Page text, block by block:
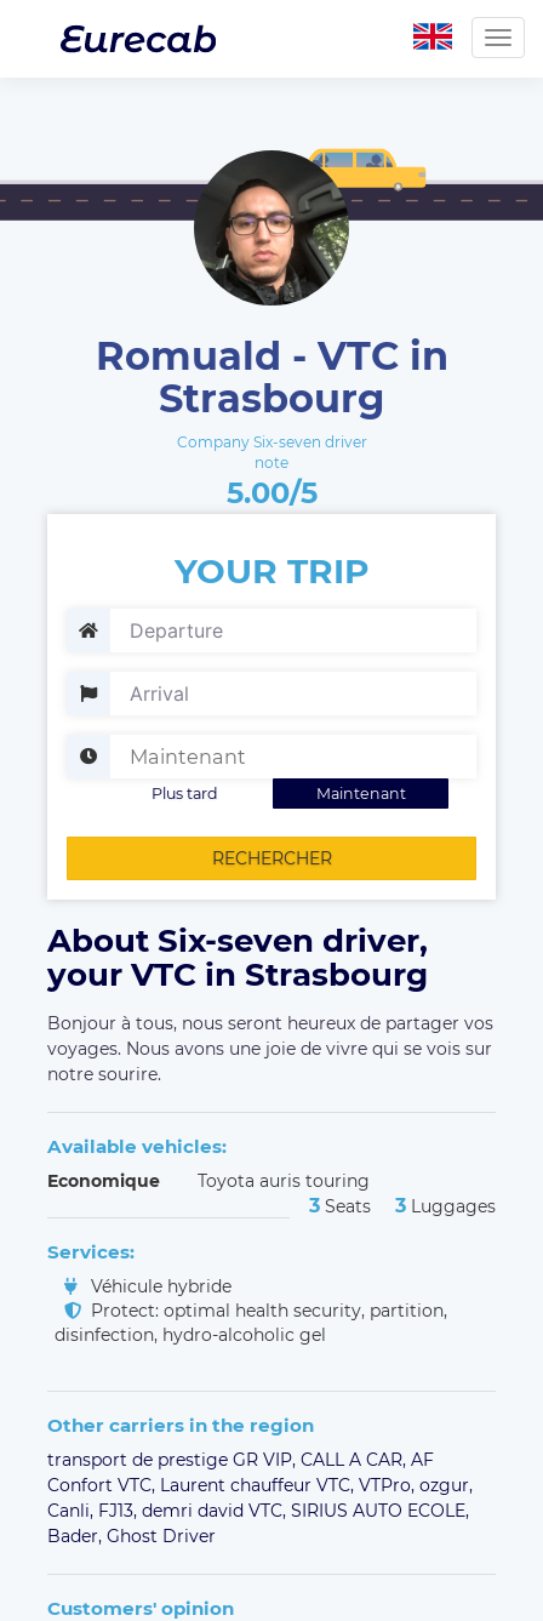
Romuald - VTC in
Strasbourg
Company Six-seven driver
note
5.00/5
YOUR TRIP
Maintenant
Plus tard
RECHERCHER
About Six-seven driver,
your VTC in Strasbourg
Bonjour à tous, nous seront heureux de partager vos
voyages. Nous avons une joie de vivre qui se vois sur
notre sourire.
Available vehicles:
Economique Toyota auris touring
3 Seats 3 Luggages
Services:
Véhicule hybride
Protect: optimal health security, partition,
disinfection, hydro-alcoholic gel
Other carriers in the region
transport de prestige GR VIP, CALL A CAR, AF
Confort VTC, Laurent chauffeur VTC, VTPro, ozgur,
Canli, FJ13, demri david VTC, SIRIUS AUTO ECOLE,
Bader, Ghost Driver
Customers' opinion